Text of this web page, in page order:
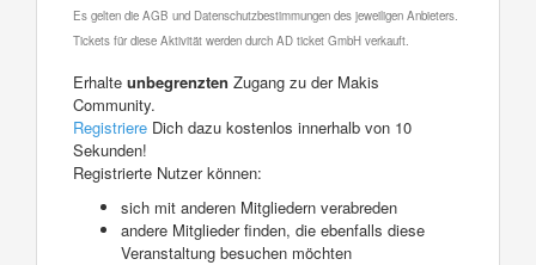
Es gelten die AGB und Datenschutzbestimmungen des jeweiligen Anbieters.
Tickets für diese Aktivität werden durch AD ticket GmbH verkauft.
Erhalte unbegrenzten Zugang zu der Makis
Community.
Registriere Dich dazu kostenlos innerhalb von 10
Sekunden!
Registrierte Nutzer können:
sich mit anderen Mitgliedern verabreden
andere Mitglieder finden, die ebenfalls diese
Veranstaltung besuchen möchten